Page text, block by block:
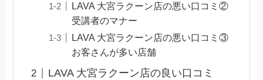
LAVA 大宮ラクーン店の悪い口コミ②
受講者のマナー
LAVA 大宮ラクーン店の悪い口コミ③
お客さんが多い店舗
LAVA 大宮ラクーン店の良い口コミ